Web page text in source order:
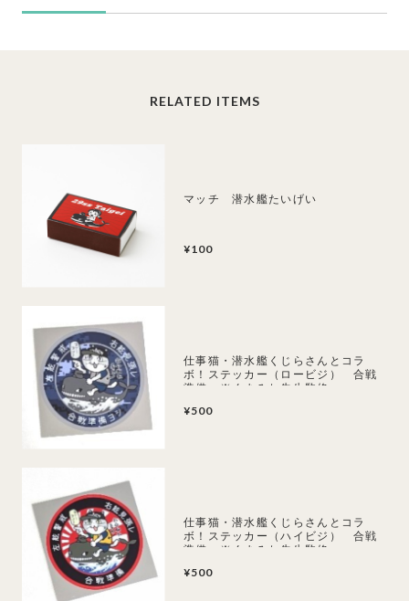
RELATED ITEMS
マッチ 潜水艦たいげい
¥100
仕事猫・潜水艦くじらさんとコラ
ボ！ステッカー（ロービジ） 合戦
準備 ※くまみね先生監修
¥500
仕事猫・潜水艦くじらさんとコラ
ボ！ステッカー（ハイビジ） 合戦
準備 ※くまみね先生監修
¥500